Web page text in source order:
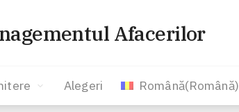
Afacerilor
Alegeri Română(Română)